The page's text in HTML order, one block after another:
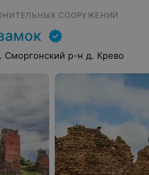
СООРУЖЕНИЙ
Сморгонский р-н д. Крево